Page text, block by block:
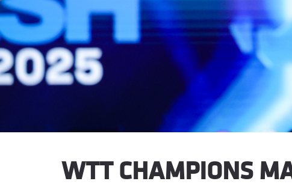
WTT CHAMPIONS